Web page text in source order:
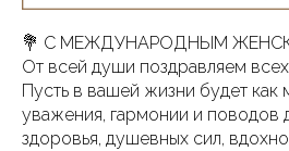
💐 С МЕЖДУНАРОДНЫМ
От всей души поздравляем
Пусть в вашей жизни будет
уважения, гармонии и поводов
здоровья, душевных сил,